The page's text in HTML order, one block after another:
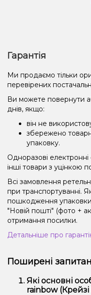
Гарантія
Ми продаємо тільки
перевірених
Ви можете повернути
днів, якщо:
він не
збережено
упаковку.
Одноразові
інші товари з уцінкою
Всі замовлення
при транспортуванні.
пошкодження упаковки
"Новій пошті" (фото +
отримання посилки.
Детальніше про
Поширені
Які основні
rainbow